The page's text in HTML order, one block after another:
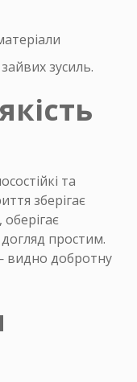
зусиль.
та
зберігає
простим.
видно добротну